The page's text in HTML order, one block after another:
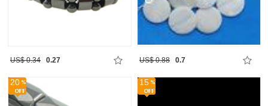
US$ 0.34 0.27 US$ 0.88 0.7
20 15